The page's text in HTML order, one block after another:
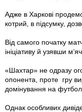
Адже в Харкові
котрий, в підсумку,
Від самого початку
ініціативу й узявши
«Шахтар» не одразу
опонента, проте гру
домінування на
Однак особливих